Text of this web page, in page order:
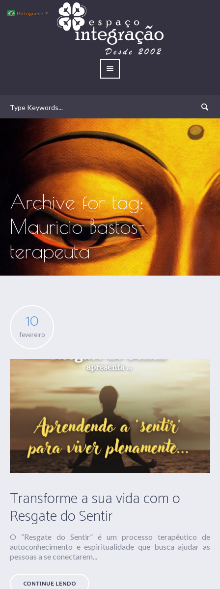
Archive for tag:
Mauricio Bastos-
terapeuta
10
fevereiro
Transforme a sua vida com o
Resgate do Sentir
O “Resgate do Sentir” é um processo terapêutico de
autoconhecimento e espiritualidade que busca ajudar as
pessoas a se conectarem...
CONTINUE LENDO
Portuguese ▼